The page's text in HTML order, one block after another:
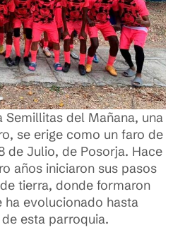
Semillitas del Mañana, una
se erige como un faro de
de Julio, de Posorja. Hace
años iniciaron sus pasos
tierra, donde formaron
ha evolucionado hasta
esta parroquia.